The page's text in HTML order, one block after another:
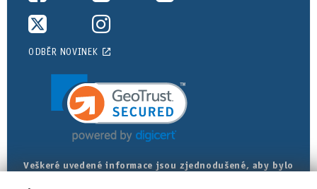
ODBĚR NOVINEK
Veškeré uvedené informace jsou zjednodušené, aby bylo